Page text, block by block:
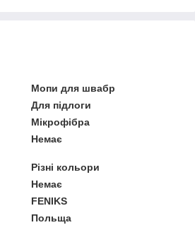
Мопи для швабр
Для підлоги
Мікрофібра
Немає
Різні кольори
Немає
FENIKS
Польща